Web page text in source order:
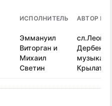
ИСПОЛНИТЕЛЬ АВТОР
Эммануил
Виторган и
Михаил
Светин
музыка-